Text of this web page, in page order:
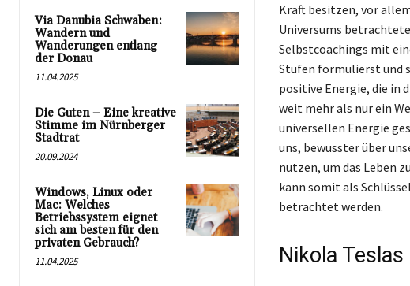
Via Danubia Schwaben:
Wandern und
Wanderungen entlang
der Donau
11.04.2025
Die Guten – Eine kreative
Stimme im Nürnberger
Stadtrat
20.09.2024
Windows, Linux oder
Mac: Welches
Betriebssystem eignet
sich am besten für den
privaten Gebrauch?
11.04.2025
Kraft besitzen, vor
Universums
Selbstcoachings mit
Stufen formulierst und
positive Energie, die in
weit mehr als nur ein
universellen Energie
uns, bewusster über
nutzen, um das Leben
kann somit als
betrachtet werden.
Nikola